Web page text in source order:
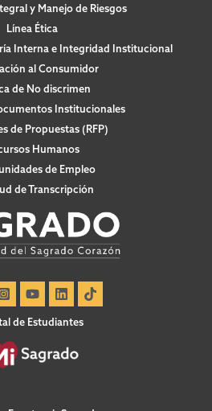
y Manejo de Riesgos
Línea Ética
Interna e Integridad Institucional
al Consumidor
de No discrimen
Institucionales
de Propuestas (RFP)
Humanos
de Empleo
de Transcripción
de Estudiantes